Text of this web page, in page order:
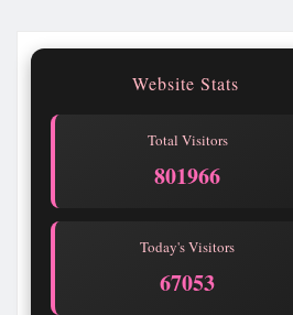
Website Stats
Total Visitors
801966
Today's Visitors
67053